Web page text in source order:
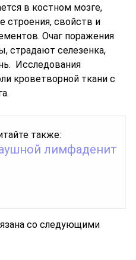
в костном мозге,
строения, свойств и
Очаг поражения
страдают селезенка,
Исследования
кроветворной ткани с
также:
лимфаденит
со следующими